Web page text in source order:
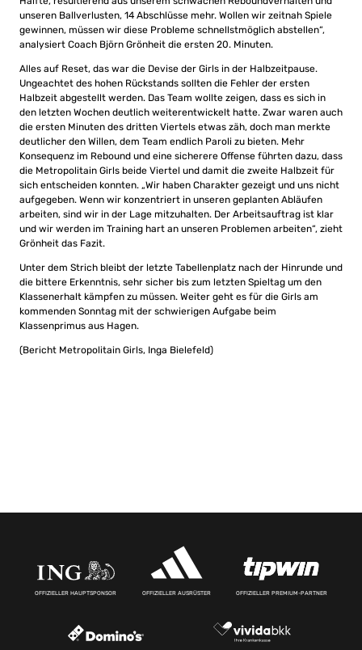
unseren Ballverlusten, 14 Abschlüsse mehr. Wollen wir zeitnah Spiele
gewinnen, müssen wir diese Probleme schnellstmöglich abstellen“,
analysiert Coach Björn Grönheit die ersten 20. Minuten.
Alles auf Reset, das war die Devise der Girls in der Halbzeitpause.
Ungeachtet des hohen Rückstands sollten die Fehler der ersten
Halbzeit abgestellt werden. Das Team wollte zeigen, dass es sich in
den letzten Wochen deutlich weiterentwickelt hatte. Zwar waren auch
die ersten Minuten des dritten Viertels etwas zäh, doch man merkte
deutlicher den Willen, dem Team endlich Paroli zu bieten. Mehr
Konsequenz im Rebound und eine sicherere Offense führten dazu, dass
die Metropolitain Girls beide Viertel und damit die zweite Halbzeit für
sich entscheiden konnten. „Wir haben Charakter gezeigt und uns nicht
aufgegeben. Wenn wir konzentriert in unseren geplanten Abläufen
arbeiten, sind wir in der Lage mitzuhalten. Der Arbeitsauftrag ist klar
und wir werden im Training hart an unseren Problemen arbeiten“, zieht
Grönheit das Fazit.
Unter dem Strich bleibt der letzte Tabellenplatz nach der Hinrunde und
die bittere Erkenntnis, sehr sicher bis zum letzten Spieltag um den
Klassenerhalt kämpfen zu müssen. Weiter geht es für die Girls am
kommenden Sonntag mit der schwierigen Aufgabe beim
Klassenprimus aus Hagen.
(Bericht Metropolitain Girls, Inga Bielefeld)
OFFIZIELLER HAUPTSPONSOR OFFIZIELLER AUSRÜSTER OFFIZIELLER PREMIUM-PARTNER